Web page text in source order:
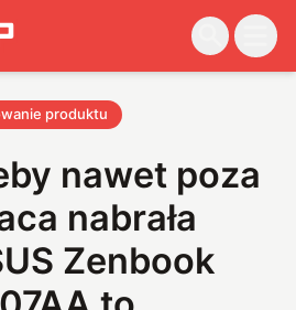
produktu
nawet poza
nabrała
Zenbook